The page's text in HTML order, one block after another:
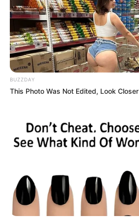
BUZZDAY
This Photo Was Not Edited, Look Closer